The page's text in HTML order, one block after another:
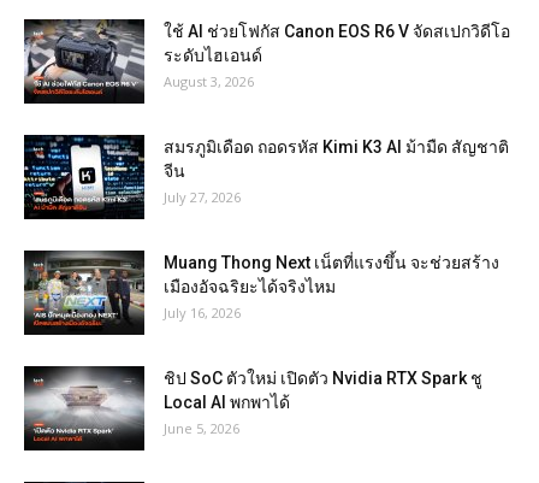
ใช้ AI ช่วยโฟกัส Canon EOS R6 V จัดสเปกวิดีโอ
ระดับไฮเอนด์
August 3, 2026
สมรภูมิเดือด ถอดรหัส Kimi K3 AI ม้ามืด สัญชาติ
จีน
July 27, 2026
Muang Thong Next เน็ตที่แรงขึ้น จะช่วยสร้าง
เมืองอัจฉริยะได้จริงไหม
July 16, 2026
ชิป SoC ตัวใหม่ เปิดตัว Nvidia RTX Spark ชู
Local AI พกพาได้
June 5, 2026